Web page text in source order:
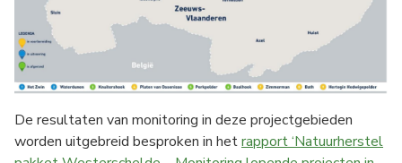
De resultaten van monitoring in deze projectgebieden
worden uitgebreid besproken in hetrapport ‘Natuurherstel